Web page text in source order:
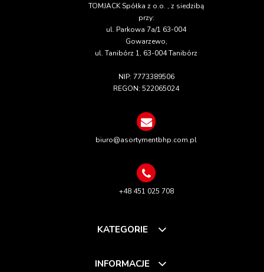
TOMJACK Spółka z o.o. , z siedzibą
przy:
ul. Parkowa 7a/1 63-004
Gowarzewo,
ul. Tanibórz 1, 63-004 Tanibórz
NIP: 7773389506
REGON: 522065024
biuro@asortymentbhp.com.pl
+48 451 025 708
KATEGORIE
INFORMACJE